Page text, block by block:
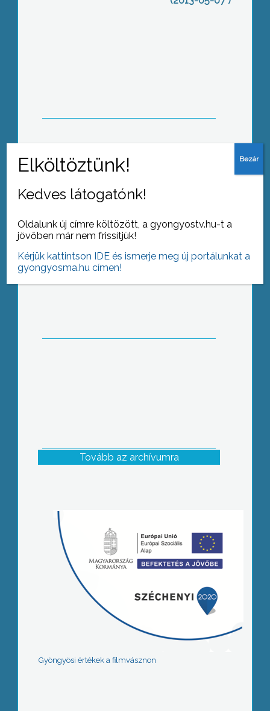
Duális szakképzés: a munkahely
kézenfog és iskolába küld
Ifjú kézművesek: hintaszékkel nyertek
Tovább az archívumra
Gyöngyösi értékek a filmvásznon
Kedves látogatónk!
Oldalunk új címre költözött, a gyongyostv.hu-t a
jövőben már nem frissítjük!
Kérjük kattintson IDE és ismerje meg új portálunkat a
gyongyosma.hu címen!